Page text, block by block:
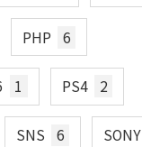
PHP 6
1 PS4 2
SNS 6 SONY